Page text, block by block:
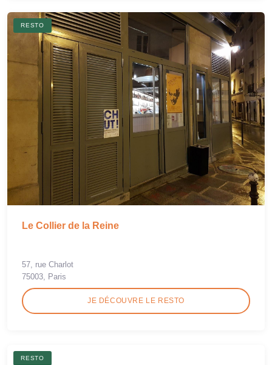
RESTO
Le Collier de la Reine
57, rue Charlot
75003, Paris
JE DÉCOUVRE LE RESTO
RESTO